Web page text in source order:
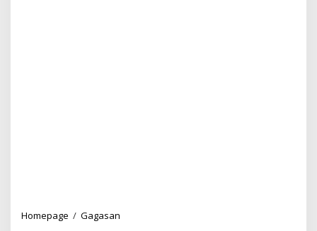
Homepage / Gagasan